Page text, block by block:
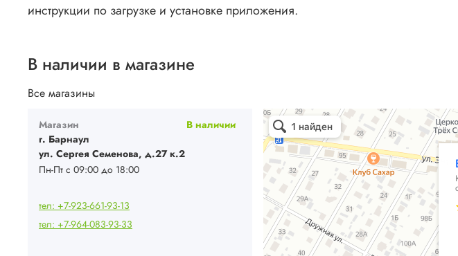
инструкции по загрузке и установке приложения.
В наличии в магазине
Все магазины
Магазин
В наличии
г. Барнаул
ул. Сергея Семенова, д.27 к.2
Пн-Пт с 09:00 до 18:00
тел: +7-923-661-93-13
тел: +7-964-083-93-33
Ваш Климат
Кондиционеры в Барнауле
Системы вентиляции в Барнауле